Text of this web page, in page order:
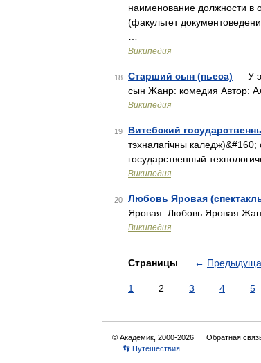
наименование должности в
(факультет
Википедия
18 Старший сын (пьеса) — У
сын Жанр: комедия Автор:
Википедия
19 Витебский
тэхналагічны
государственный
Википедия
20 Любовь Яровая
Яровая. Любовь Яровая
Википедия
Страницы ←
1 2 3 4 5
© Академик, 2000-2026 Обратная
👣 Путешествия